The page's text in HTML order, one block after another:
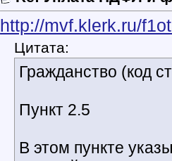
http://mvf.klerk.ru/
Цитата:
Гражданство (код
Пункт 2.5
В этом пункте